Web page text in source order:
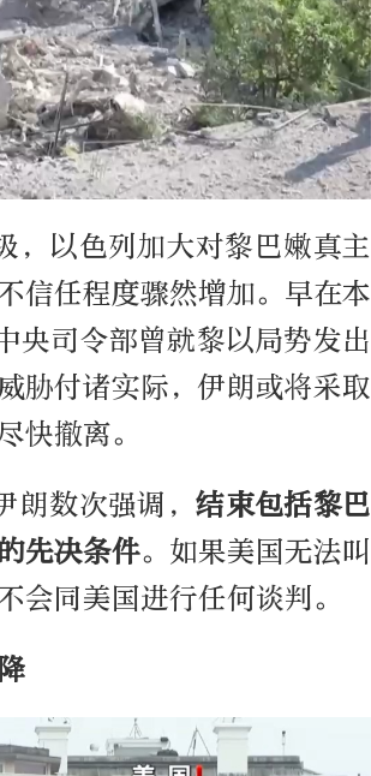
，以色列加大对黎巴嫩真主
信任程度骤然增加。早在本
央司令部曾就黎以局势发出
胁付诸实际，伊朗或将采取
快撤离。
朗数次强调，结束包括黎巴
先决条件。如果美国无法叫
会同美国进行任何谈判。